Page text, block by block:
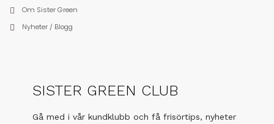
Om Sister Green
Nyheter / Blogg